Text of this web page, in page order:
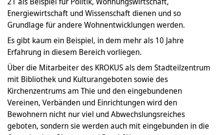
Energiewirtschaft und Wissenschaft dienen und so
Grundlage für andere Wohnentwicklungen werden.
Es gibt kaum ein Beispiel, in dem mehr als 10 Jahre
Erfahrung in diesem Bereich vorliegen.
Über die Mitarbeiter des KROKUS als dem Stadteilzentrum
mit Bibliothek und Kulturangeboten sowie des
Kirchenzentrums am Thie und den eingebundenen
Vereinen, Verbänden und Einrichtungen wird den
Bewohnern nicht nur viel und Abwechslungsreiches
geboten, sondern sie werden auch mit eingebunden in die